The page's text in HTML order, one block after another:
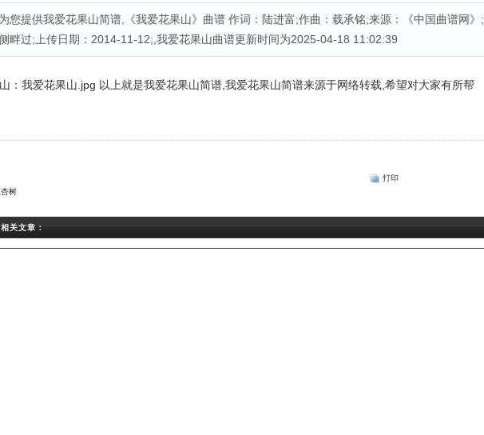
您提供我爱花果山简谱,《我爱花果山》曲谱 作词：陆进富;作曲：载承铭;来源：《中国曲谱网》;
侧畔过;上传日期：2014-11-12;,我爱花果山曲谱更新时间为2025-04-18 11:02:39
以上就是我爱花果山简谱,我爱花果山简谱来源于网络转载,希望对大家有所帮
树
打印
关文章：